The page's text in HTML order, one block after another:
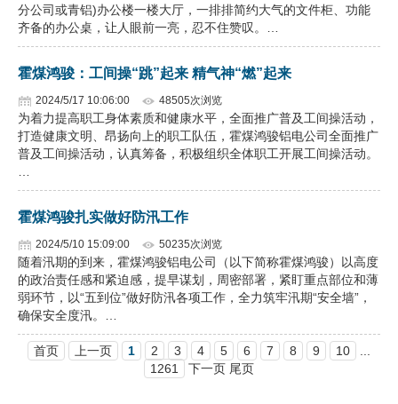
分公司或青铝)办公楼一楼大厅，一排排简约大气的文件柜、功能
齐备的办公桌，让人眼前一亮，忍不住赞叹。…
霍煤鸿骏：工间操“跳”起来 精气神“燃”起来
2024/5/17 10:06:00 48505次浏览
为着力提高职工身体素质和健康水平，全面推广普及工间操活动，
打造健康文明、昂扬向上的职工队伍，霍煤鸿骏铝电公司全面推广
普及工间操活动，认真筹备，积极组织全体职工开展工间操活动。
霍煤鸿骏扎实做好防汛工作
2024/5/10 15:09:00 50235次浏览
随着汛期的到来，霍煤鸿骏铝电公司（以下简称霍煤鸿骏）以高度
的政治责任感和紧迫感，提早谋划，周密部署，紧盯重点部位和薄
弱环节，以“五到位”做好防汛各项工作，全力筑牢汛期“安全墙”，
确保安全度汛。…
首页 上一页 1 2 3 4 5 6 7 8 9 10
1261
下一页 尾页